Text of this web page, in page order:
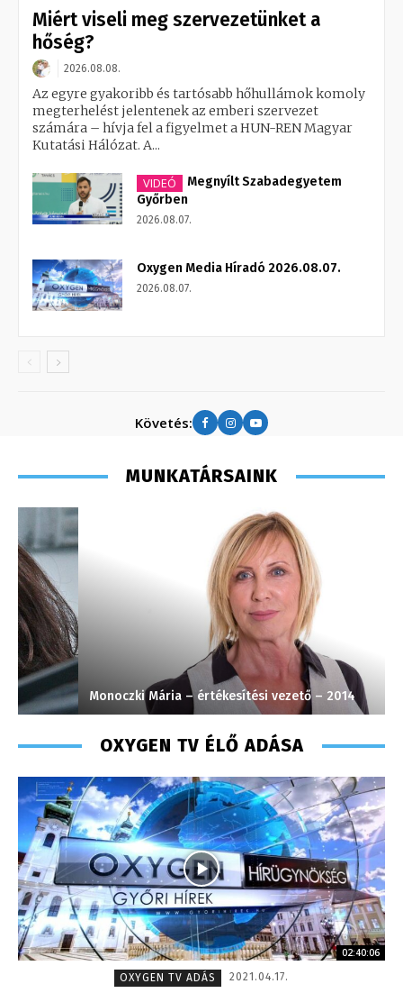
Miért viseli meg szervezetünket a
hőség?
2026.08.08.
Az egyre gyakoribb és tartósabb hőhullámok komoly
megterhelést jelentenek az emberi szervezet
számára – hívja fel a figyelmet a HUN-REN Magyar
Kutatási Hálózat. A...
VIDEÓ
Megnyílt Szabadegyetem
Győrben
2026.08.07.
Oxygen Media Híradó 2026.08.07.
2026.08.07.
Követés:
MUNKATÁRSAINK
Monoczki Mária – értékesítési vezető – 2014
OXYGEN TV ÉLŐ ADÁSA
02:40:06
OXYGEN TV ADÁS
2021.04.17.